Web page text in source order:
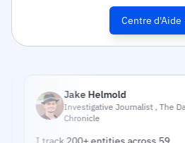
Centre d'Aide
Jake Helmold
Investigative Journalist , The Daily
Chronicle